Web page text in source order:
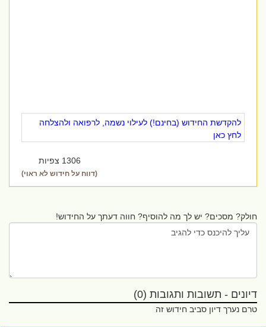
להקדשת החידוש (בחינם!) לעילוי נשמה, לרפואה ולהצלחה
לחץ כאן
1306 צפיות
(דווח על חידוש לא ראוי)
חולק? מסכים? יש לך מה להוסיף? חווה דעתך על החידוש!
דיונים - תשובות ותגובות (0)
טרם נערך דיון סביב חידוש זה